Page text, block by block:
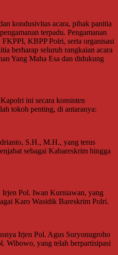
kondusivitas acara, pihak panitia
terpadu. Pengamanan
KBPP Polri, serta organisasi
berharap seluruh rangkaian acara
Yang Maha Esa dan didukung
ini secara konsisten
tokoh penting, di antaranya:
S.H., M.H., yang terus
sebagai Kabareskrim hingga
Pol. Iwan Kurniawan, yang
Karo Wasidik Bareskrim Polri.
Irjen Pol. Agus Suryonugroho
Wibowo, yang telah berpartisipasi